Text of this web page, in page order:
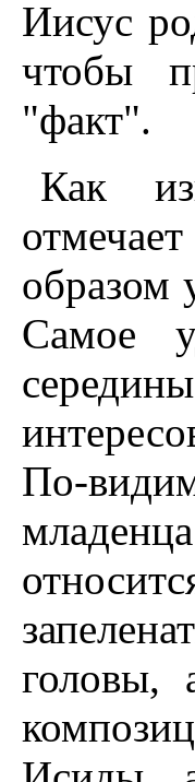
Иисус
чтобы
"факт".
Как
образом
Самое
По-